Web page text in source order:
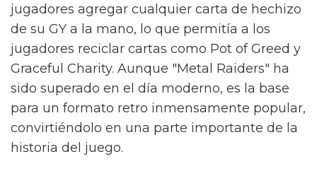
jugadores agregar cualquier carta de hechizo
de su GY a la mano, lo que permitía a los
jugadores reciclar cartas como Pot of Greed y
Graceful Charity. Aunque "Metal Raiders" ha
sido superado en el día moderno, es la base
para un formato retro inmensamente popular,
convirtiéndolo en una parte importante de la
historia del juego.